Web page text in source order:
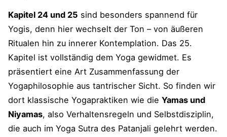
Kapitel 24 und 25 sind besonders spannend für
Yogis, denn hier wechselt der Ton – von äußeren
Ritualen hin zu innerer Kontemplation. Das 25.
Kapitel ist vollständig dem Yoga gewidmet. Es
präsentiert eine Art Zusammenfassung der
Yogaphilosophie aus tantrischer Sicht. So finden wir
dort klassische Yogapraktiken wie die Yamas und
Niyamas, also Verhaltensregeln und Selbstdisziplin,
die auch im Yoga Sutra des Patanjali gelehrt werden.